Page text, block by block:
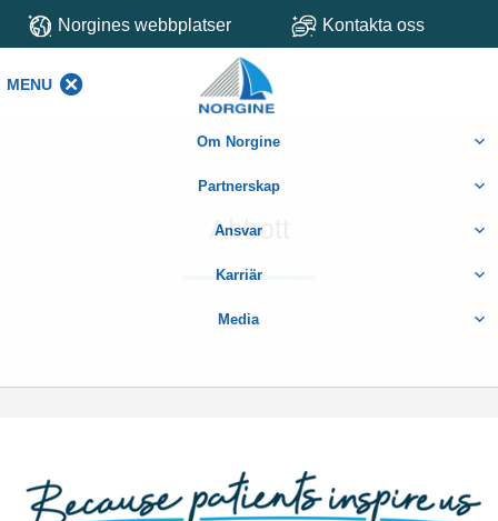
Norgines webbplatser Kontakta oss
MENU
Om Norgine
Partnerskap
Ansvar
Karriär
Media
Abbott